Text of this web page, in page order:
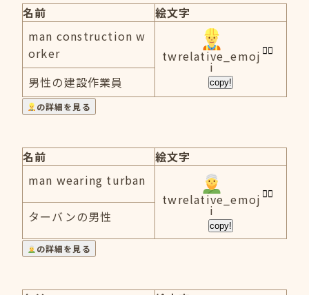
名前
絵文字
man construction w
orker
twrelative_emoj
i
copy!
男性の建設作業員
の詳細を見る
名前
絵文字
man wearing turban
twrelative_emoj
i
copy!
ターバンの男性
の詳細を見る